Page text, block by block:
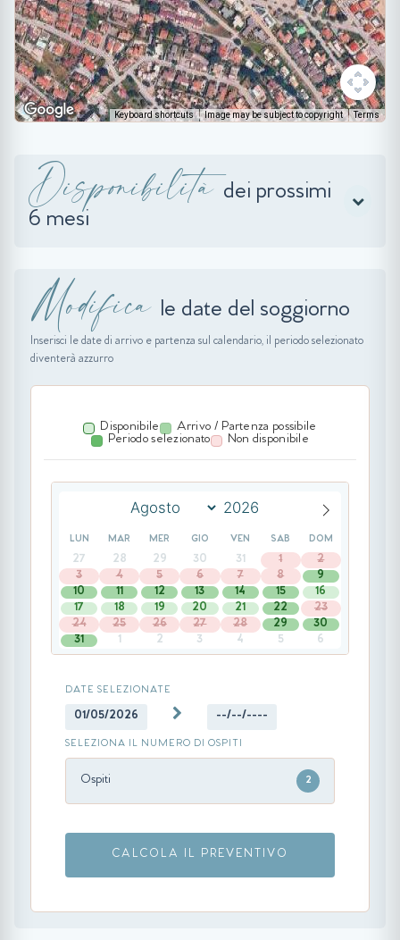
Keyboard shortcuts Image may be subject to copyright Terms
Disponibilità dei prossimi
6 mesi
Modifica le date del soggiorno
Inserisci le date di arrivo e partenza sul calendario, il periodo selezionato
diventerà azzurro
Disponibile
Arrivo / Partenza possibile
Periodo selezionato
Non disponibile
LUN MAR MER GIO VEN SAB DOM
27 28 29 30 31 1
2
3
4 5 6 7 8
9
10
11 12 13 14 15
16
17
18 19 20 21 22
23
24
25 26 27 28 29
30
31
1 2 3 4 5 6
DATE SELEZIONATE
01/05/2026 --/--/----
SELEZIONA IL NUMERO DI OSPITI
Ospiti 2
CALCOLA IL PREVENTIVO